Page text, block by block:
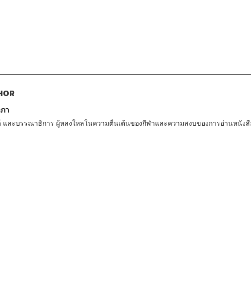
า
ละบรรณาธิการ ผู้หลงใหลในความตื่นเต้นของกีฬาและความสงบของการอ่านหนัง